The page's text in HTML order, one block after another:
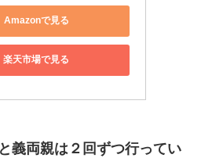
Amazonで見る
楽天市場で見る
義両親は２回ずつ行ってい